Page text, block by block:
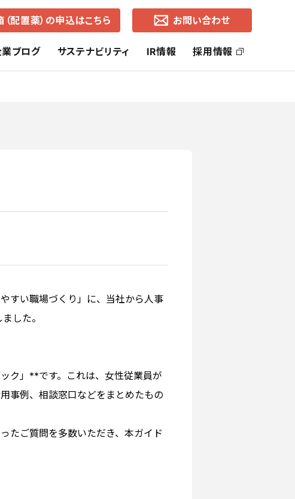
配置薬）の申込はこちら お問い合わせ
よくあるご質問
ブログ サステナビリティ IR情報
議通知
株価の推移
採用情報
すい職場づくり」に、当社から人事
した。
ク」**です。これは、女性従業員が
事例、相談窓口などをまとめたもの
たご質問を多数いただき、本ガイド